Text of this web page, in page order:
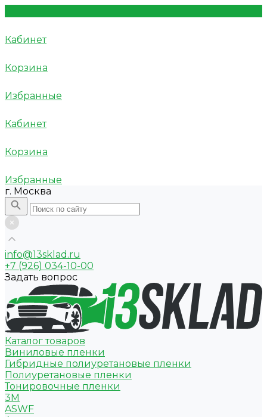
Кабинет
Корзина
Избранные
Кабинет
Корзина
Избранные
г. Москва
info@13sklad.ru
+7 (926) 034-10-00
Задать вопрос
Каталог товаров
Виниловые пленки
Гибридные полиуретановые пленки
Полиуретановые пленки
Тонировочные пленки
3M
ASWF